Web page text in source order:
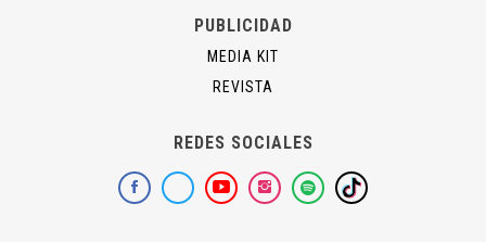
PUBLICIDAD
MEDIA KIT
REVISTA
REDES SOCIALES